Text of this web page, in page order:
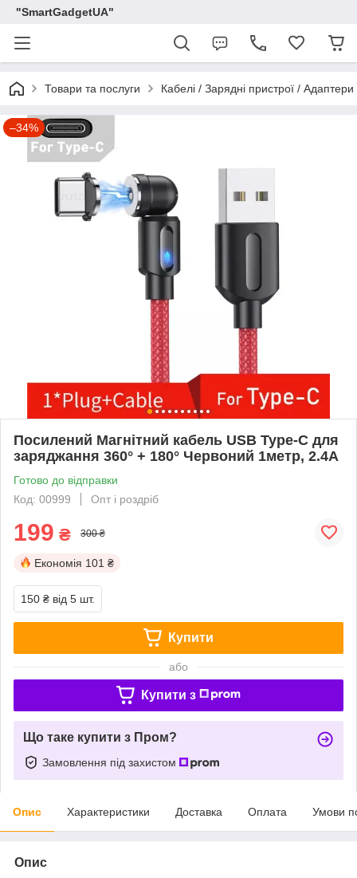
"SmartGadgetUA"
Товари та послуги Кабелі / Зарядні пристрої /
–34%
Посилений Магнітний кабель USB Type-C для
заряджання 360° + 180° Червоний 1метр, 2.4A
Готово до відправки
Код: 00999
Опт і роздріб
199 ₴ 300 ₴
Економія 101 ₴
150 ₴ від 5 шт.
Купити
або
Купити з
Що таке купити з Пром?
Замовлення під захистом
Опис Характеристики Доставка Оплата Умови
Опис